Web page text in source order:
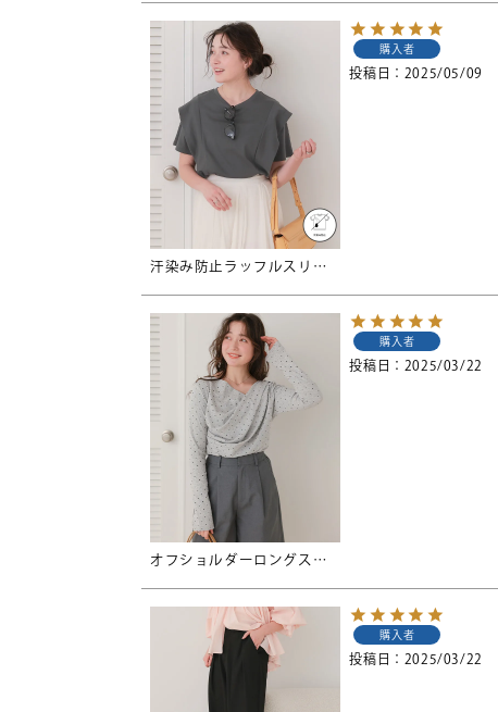
汗染み防止ラッフルスリーブTシャツ【メール便可／100】
購入者
投稿日 2025/05/09
オフショルダーロングスリーブTシャツ【メール便可／100】
購入者
投稿日 2025/03/22
購入者
投稿日 2025/03/22